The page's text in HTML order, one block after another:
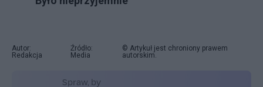
Autor:
Redakcja
Źródło:
Media
© Artykuł jest chroniony prawem
autorskim.